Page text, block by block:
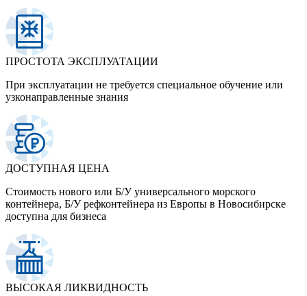
ПРОСТОТА ЭКСПЛУАТАЦИИ
При эксплуатации не требуется специальное обучение или
узконаправленные знания
ДОСТУПНАЯ ЦЕНА
Стоимость нового или Б/У универсального морского
контейнера, Б/У рефконтейнера из Европы в Новосибирске
доступна для бизнеса
ВЫСОКАЯ ЛИКВИДНОСТЬ